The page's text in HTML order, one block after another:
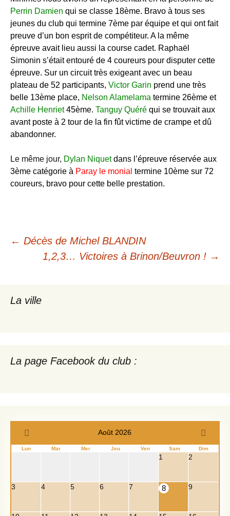
Perrin Damien qui se classe 18ème. Bravo à tous ses
jeunes du club qui termine 7ème par équipe et qui ont fait
preuve d’un bon esprit de compétiteur. A la même
épreuve avait lieu aussi la course cadet. Raphaël
Simonin s’était entouré de 4 coureurs pour disputer cette
épreuve. Sur un circuit très exigeant avec un beau
plateau de 52 participants, Victor Garin prend une très
belle 13ème place, Nelson Alamelama termine 26ème et
Achille Henriet45ème. Tanguy Quéré qui se trouvait aux
avant poste à 2 tour de la fin fût victime de crampe et dû
abandonner.
Le même jour, Dylan Niquetdans l’épreuve réservée aux
3ème catégorie à Paray le monial termine 10ème sur 72
coureurs, bravo pour cette belle prestation.
Navigation
articles
← Décès de Michel BLANDIN
1,2,3… Victoires à Brinon/Beuvron ! →
La ville
La page Facebook du club :
Août 2026
Lun Mar Mer Jeu Ven Sam Dim
1 2
3 4 5 6 7 8 9